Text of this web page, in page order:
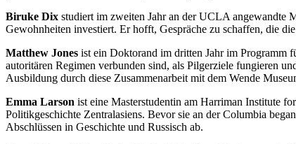
Biruke Dix studiert im zweiten Jahr an der UCLA angewandte
Gewohnheiten investiert. Er hofft, Gespräche zu schaffen, die
Matthew Jones ist ein Doktorand im dritten Jahr im Programm
autoritären Regimen verbunden sind, als Pilgerziele fungieren
Ausbildung durch diese Zusammenarbeit mit dem Wende
Emma Larson ist eine Masterstudentin am Harriman Institute
Politikgeschichte Zentralasiens. Bevor sie an der Columbia
Abschlüssen in Geschichte und Russisch ab.